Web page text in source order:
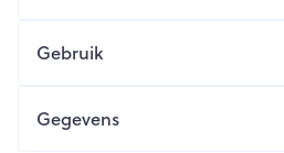
Gebruik
Gegevens